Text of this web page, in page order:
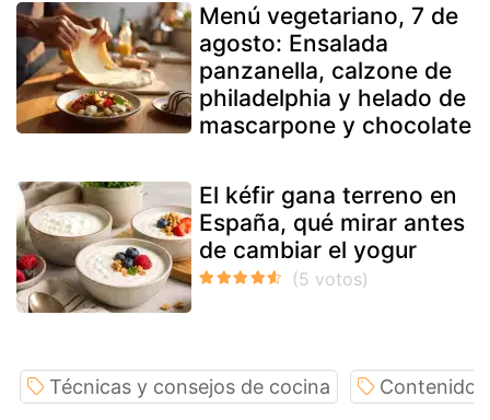
Menú vegetariano, 7 de
agosto: Ensalada
panzanella, calzone de
philadelphia y helado de
mascarpone y chocolate
El kéfir gana terreno en
España, qué mirar antes
de cambiar el yogur
Técnicas y consejos de cocina Contenido